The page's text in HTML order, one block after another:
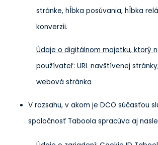
stránke, hĺbka posúvania, hĺbka
konverzii.
Údaje o digitálnom majetku, ktorý
používateľ: URL navštívenej
webová stránka
V rozsahu, v akom je DCO súčasťou
spoločnosť Taboola spracúva aj